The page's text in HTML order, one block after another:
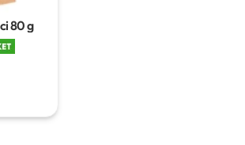
80 g